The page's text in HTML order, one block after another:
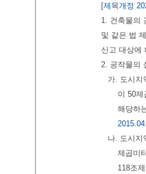
[제목개정
1. 건축물의
및 같은 법
신고 대상에
2. 공작물의
가. 도시지
이 50
해당하
나. 도시지
제곱미
118조